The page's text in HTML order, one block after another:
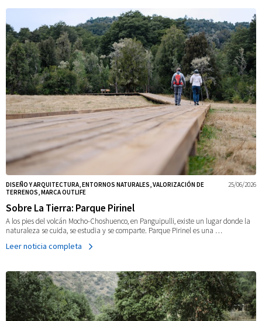
25/06/2026
DISEÑO Y ARQUITECTURA, ENTORNOS NATURALES, VALORIZACIÓN DE
TERRENOS, MARCA OUTLIFE
Sobre La Tierra: Parque Pirinel
A los pies del volcán Mocho-Choshuenco, en Panguipulli, existe un lugar donde la
naturaleza se cuida, se estudia y se comparte. Parque Pirinel es una …
Leer noticia completa